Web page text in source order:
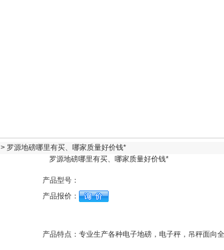
> 罗源地磅哪里有买、哪家质量好价钱*
罗源地磅哪里有买、哪家质量好价钱*
产品型号：
产品报价：
产品特点： 专业生产各种电子地磅，电子秤，吊秤面向全